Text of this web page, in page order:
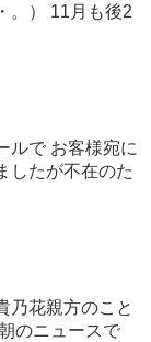
。） 11月も後2
で お客様宛に
したが不在のた
花親方のこと
のニュースで